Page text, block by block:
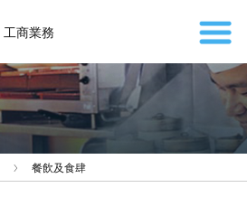
工商業務
餐飲及食肆